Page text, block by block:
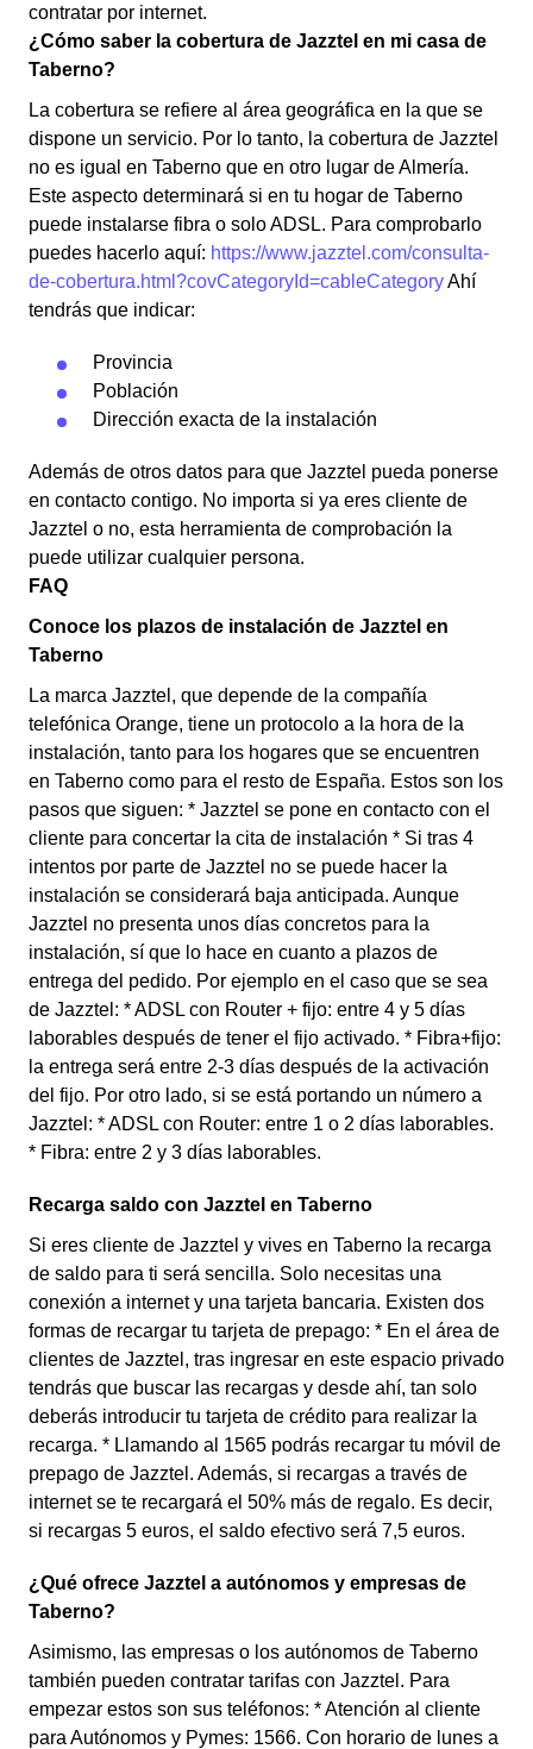
contratar por internet.
¿Cómo saber la cobertura de Jazztel en mi casa de
Taberno?
La cobertura se refiere al área geográfica en la que se
dispone un servicio. Por lo tanto, la cobertura de Jazztel
no es igual en Taberno que en otro lugar de Almería.
Este aspecto determinará si en tu hogar de Taberno
puede instalarse fibra o solo ADSL. Para comprobarlo
puedes hacerlo aquí: https://www.jazztel.com/consulta-
de-cobertura.html?covCategoryId=cableCategoryAhí
tendrás que indicar:
Provincia
Población
Dirección exacta de la instalación
Además de otros datos para que Jazztel pueda ponerse
en contacto contigo. No importa si ya eres cliente de
Jazztel o no, esta herramienta de comprobación la
puede utilizar cualquier persona.
FAQ
Conoce los plazos de instalación de Jazztel en
Taberno
La marca Jazztel, que depende de la compañía
telefónica Orange, tiene un protocolo a la hora de la
instalación, tanto para los hogares que se encuentren
en Taberno como para el resto de España. Estos son los
pasos que siguen: * Jazztel se pone en contacto con el
cliente para concertar la cita de instalación * Si tras 4
intentos por parte de Jazztel no se puede hacer la
instalación se considerará baja anticipada. Aunque
Jazztel no presenta unos días concretos para la
instalación, sí que lo hace en cuanto a plazos de
entrega del pedido. Por ejemplo en el caso que se sea
de Jazztel: * ADSL con Router + fijo: entre 4 y 5 días
laborables después de tener el fijo activado. * Fibra+fijo:
la entrega será entre 2-3 días después de la activación
del fijo. Por otro lado, si se está portando un número a
Jazztel: * ADSL con Router: entre 1 o 2 días laborables.
* Fibra: entre 2 y 3 días laborables.
Recarga saldo con Jazztel en Taberno
Si eres cliente de Jazztel y vives en Taberno la recarga
de saldo para ti será sencilla. Solo necesitas una
conexión a internet y una tarjeta bancaria. Existen dos
formas de recargar tu tarjeta de prepago: * En el área de
clientes de Jazztel, tras ingresar en este espacio privado
tendrás que buscar las recargas y desde ahí, tan solo
deberás introducir tu tarjeta de crédito para realizar la
recarga. * Llamando al 1565 podrás recargar tu móvil de
prepago de Jazztel. Además, si recargas a través de
internet se te recargará el 50% más de regalo. Es decir,
si recargas 5 euros, el saldo efectivo será 7,5 euros.
¿Qué ofrece Jazztel a autónomos y empresas de
Taberno?
Asimismo, las empresas o los autónomos de Taberno
también pueden contratar tarifas con Jazztel. Para
empezar estos son sus teléfonos: * Atención al cliente
para Autónomos y Pymes: 1566. Con horario de lunes a